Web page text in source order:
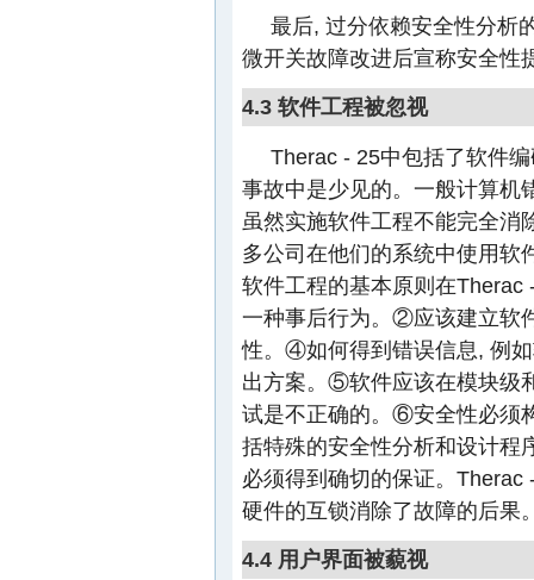
最后, 过分依赖安全性分析
微开关故障改进后宣称安全性
4.3 软件工程被忽视
Therac - 25中包括了软件
事故中是少见的。一般计算机
虽然实施软件工程不能完全消
多公司在他们的系统中使用软
软件工程的基本原则在
一种事后行为。②应该建立软
性。④如何得到错误信息, 例
出方案。⑤软件应该在模块级
试是不正确的。⑥安全性必须
括特殊的安全性分析和设计程
必须得到确切的保证。
硬件的互锁消除了故障的后果
4.4 用户界面被藐视